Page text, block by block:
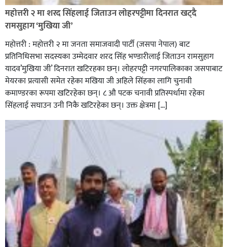
रेडक्रस सिराहा द्वारा सम्मानित
सिराहाको औरहीमा जेन-जी भेला सम्पन्न
महोत्तरी २ मा शरद सिंहलाई जिताउन लोहरपट्टीमा दिनरात खट्दै
रामसुहाग ‘मुखिया जी’
महोत्तरी : महोत्तरी २ मा जनता समाजवादी पार्टी (जसपा नेपाल) बाट
प्रतिनिधिसभा सदस्यका उम्मेदवार शरद सिंह भण्डारीलाई जिताउन रामसुहाग
यादव’मुखिया जी’ दिनरात खटिरहका छन्। लोहरपट्टी नगरपालिकाका जसपाबाट
मेयरका प्रत्यासी समेत रहेका मखिया जी अहिले सिंहका लागि चुनावी
कमाण्डरका रूपमा खटिरहेका छन्। ८ औ पटक चनावी प्रतिस्पर्धामा रहेका
सिंहलाई सघाउन उनी निकै खटिरहेका छन्। उक्त क्षेत्रमा […]